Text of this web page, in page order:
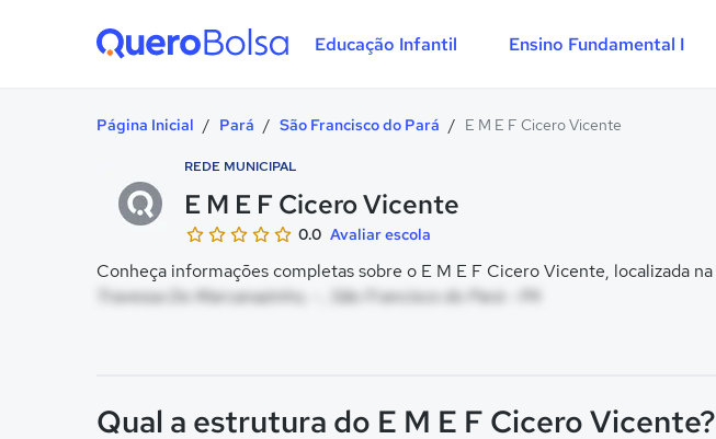
Educação Infantil Ensino Fundamental I
Página Inicial / Pará / São Francisco do Pará / E M E F Cicero Vicente
REDE MUNICIPAL
E M E F Cicero Vicente
0.0 Avaliar escola
Conheça informações completas sobre o E M E F Cicero Vicente, localizada na
Travessa Do Marcanazinho, - , São Francisco do Pará - PA
Qual a estrutura do E M E F Cicero Vicente?